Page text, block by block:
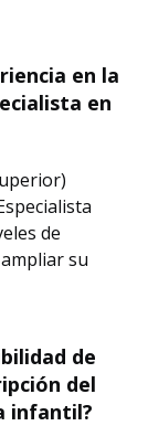
en la
en
de
su
de
del
infantil?